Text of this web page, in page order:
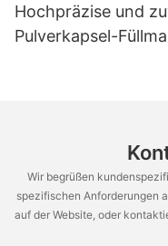
Hochpräzise und
Pulverkapsel-
Wir begrüßen
spezifischen Anforderungen
auf der Website, oder